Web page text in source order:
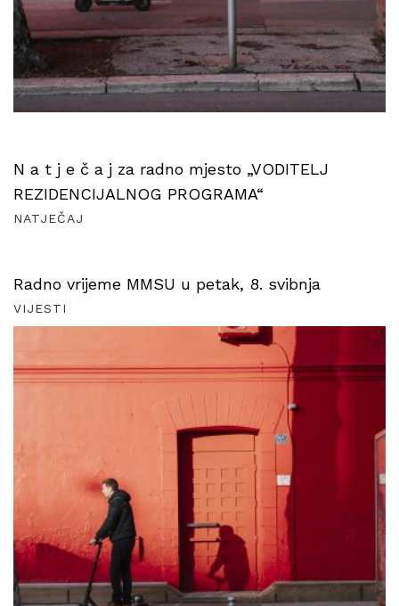
N a t j e č a j za radno mjesto „VODITELJ
REZIDENCIJALNOG PROGRAMA“
NATJEČAJ
Radno vrijeme MMSU u petak, 8. svibnja
VIJESTI